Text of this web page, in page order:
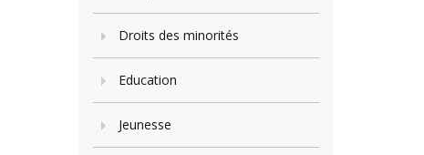
Droits des minorités
Education
Jeunesse